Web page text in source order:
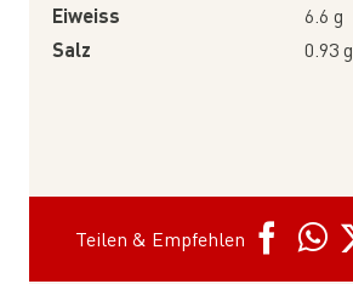
Eiweiss
6.6 g
Salz
0.93 g
Teilen & Empfehlen